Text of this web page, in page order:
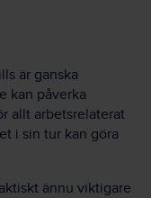
är ganska
kan påverka
allt arbetsrelaterat
i sin tur kan göra
ännu viktigare